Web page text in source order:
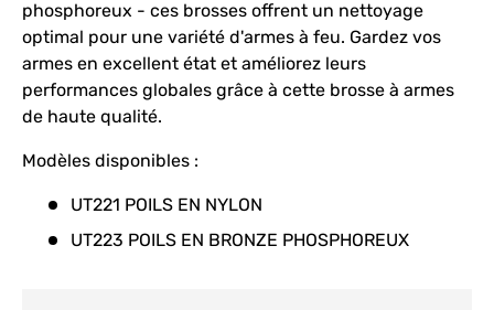
phosphoreux - ces brosses offrent un nettoyage
optimal pour une variété d'armes à feu. Gardez vos
armes en excellent état et améliorez leurs
performances globales grâce à cette brosse à armes
de haute qualité.
Modèles disponibles :
UT221 POILS EN NYLON
UT223 POILS EN BRONZE PHOSPHOREUX